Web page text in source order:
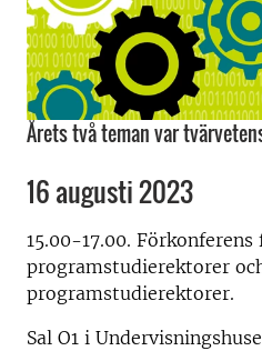
Årets två teman var
16 augusti 2023
15.00-17.00. Förkonferens
programstudierektorer
programstudierektorer.
Sal O1 i